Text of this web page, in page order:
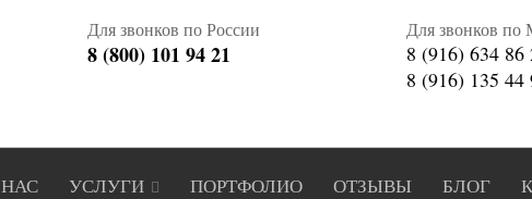
Для звонков по России
8 (800) 101 94 21
Для звонков по
8 (916) 634 86
8 (916) 135 44
УСЛУГИ ПОРТФОЛИО ОТЗЫВЫ БЛОГ